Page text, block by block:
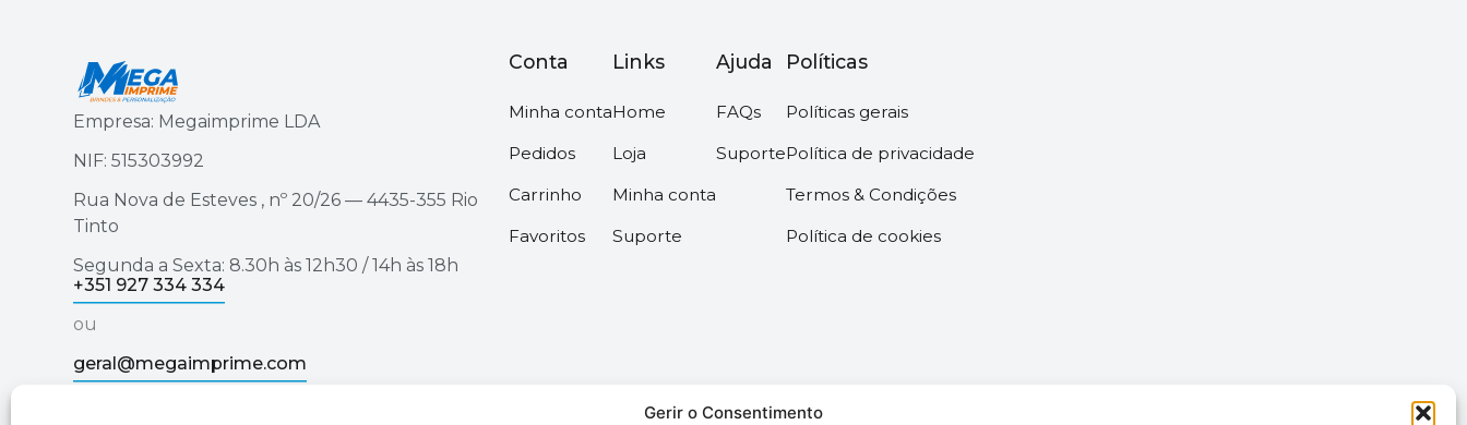
Gerir o Consentimento
Empresa: Megaimprime LDA
NIF: 515303992
Rua Nova de Esteves , nº 20/26 — 4435-355 Rio
Tinto
Segunda a Sexta: 8.30h às 12h30 / 14h às 18h
+351 927 334 334
ou
geral@megaimprime.com
Conta
Minha conta
Pedidos
Carrinho
Favoritos
Links
Home
Loja
Minha conta
Suporte
Ajuda
FAQs
Suporte
Políticas
Políticas gerais
Política de privacidade
Termos & Condições
Política de cookies